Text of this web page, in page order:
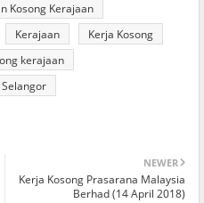
Kosong Kerajaan
Kerajaan
Kerja Kosong
kerajaan
Selangor
NEWER
Kerja Kosong Prasarana Malaysia
Berhad (14 April 2018)